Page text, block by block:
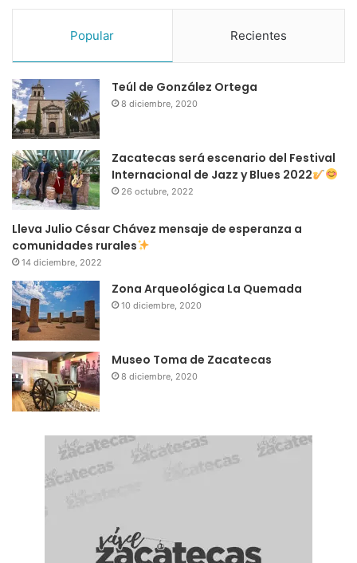
Popular Recientes
Teúl de González Ortega
8 diciembre, 2020
Zacatecas será escenario del Festival
Internacional de Jazz y Blues 2022
26 octubre, 2022
Lleva Julio César Chávez mensaje de esperanza a
comunidades rurales
14 diciembre, 2022
Zona Arqueológica La Quemada
10 diciembre, 2020
Museo Toma de Zacatecas
8 diciembre, 2020